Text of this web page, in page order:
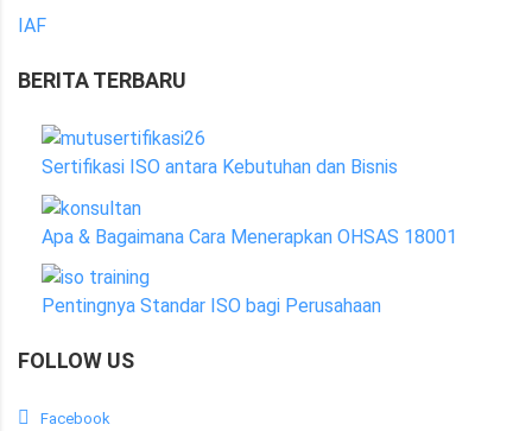
IAF
BERITA TERBARU
Sertifikasi ISO antara Kebutuhan dan Bisnis
Apa & Bagaimana Cara Menerapkan OHSAS 18001
Pentingnya Standar ISO bagi Perusahaan
FOLLOW US
Facebook